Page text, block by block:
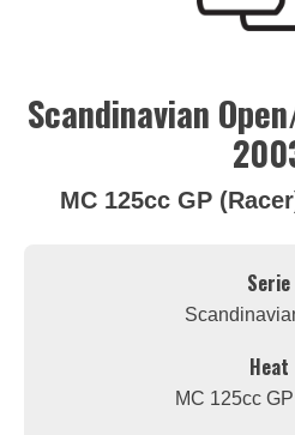
Scandinavian
MC 125cc GP
Serie
Heat
MC 125cc